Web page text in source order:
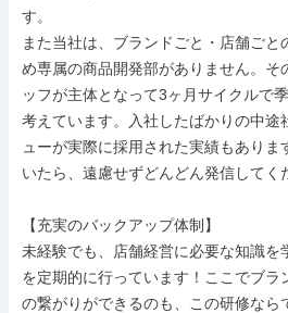
す。
また当社は、ブランドごと・店舗ごと
め専属の商品開発部がありません。そ
ッフが主体となって3ヶ月サイクルで
考えています。入社したばかりの中途
ューが実際に採用された実績もあり
いたら、遠慮せずどんどん発信してく
【充実のバックアップ体制】
未経験でも、店舗経営に必要な知識を
を定期的に行っています！ここでブラ
の繋がりができるのも、この研修なら